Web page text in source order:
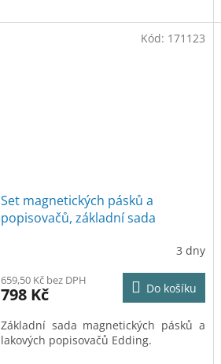
Set magnetických pásků a
popisovačů, základní sada
3 dny
659,50 Kč bez DPH
798 Kč Do košíku
Základní sada magnetických pásků a
lakových popisovačů Edding.
Kód: 171123